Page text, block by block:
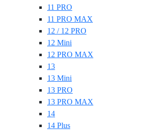
11 PRO
11 PRO MAX
12 / 12 PRO
12 Mini
12 PRO MAX
13
13 Mini
13 PRO
13 PRO MAX
14
14 Plus